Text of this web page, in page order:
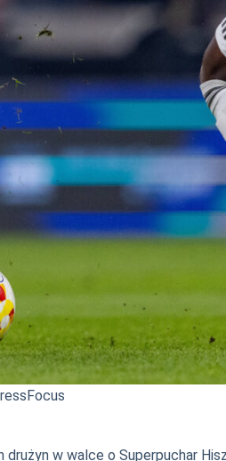
w walce o Superpuchar